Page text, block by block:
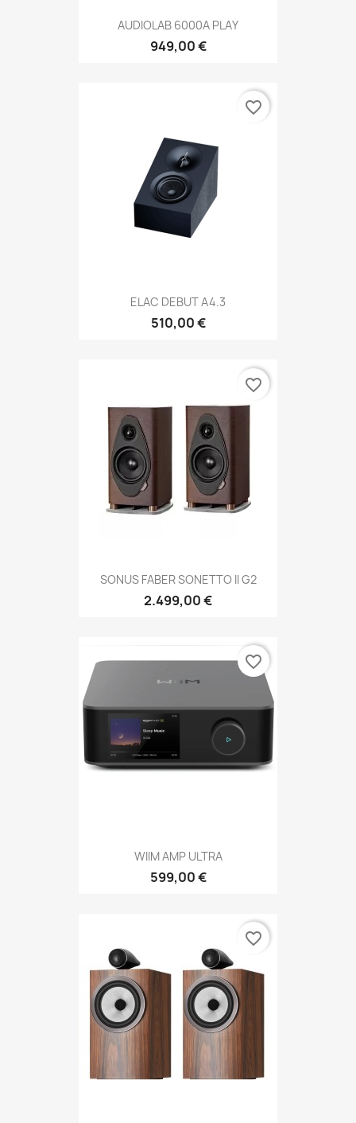
AUDIOLAB 6000A PLAY
949,00 €
ELAC DEBUT A4.3
510,00 €
favorite_border
SONUS FABER SONETTO II G2
2.499,00 €
favorite_border
WIIM AMP ULTRA
599,00 €
favorite_border
favorite_border